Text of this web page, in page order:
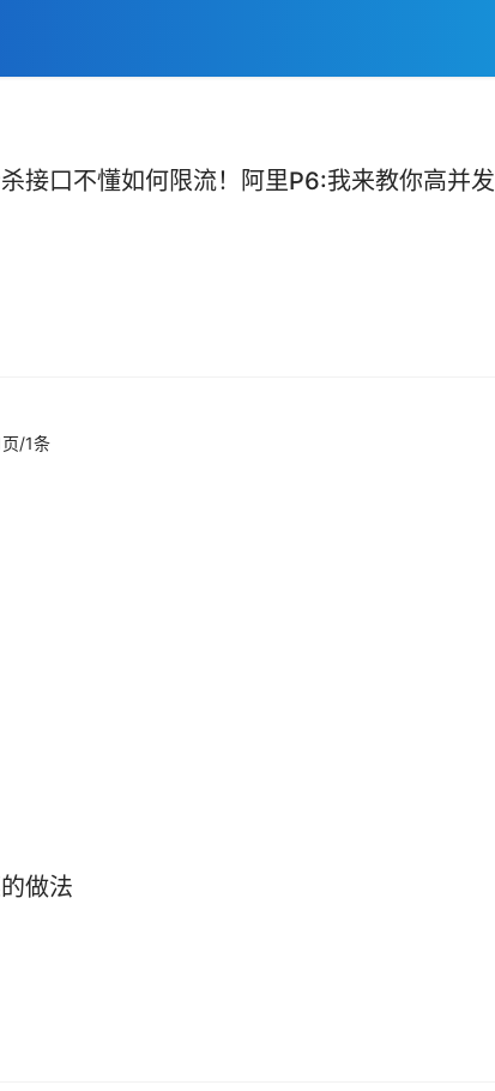
接口不懂如何限流！阿里P6:我来教你高并发
/1条
做法